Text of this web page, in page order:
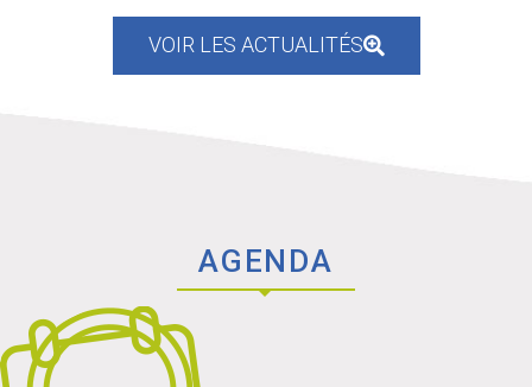
VOIR LES ACTUALITÉS
AGENDA